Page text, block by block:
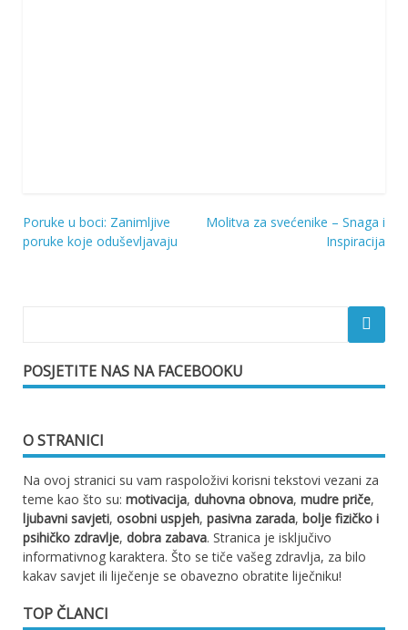
Navigacija
Poruke u boci: Zanimljive
poruke koje oduševljavaju
Molitva za svećenike – Snaga i
Inspiracija
POSJETITE NAS NA FACEBOOKU
O STRANICI
Na ovoj stranici su vam raspoloživi korisni tekstovi vezani za
teme kao što su: motivacija, duhovna obnova, mudre priče,
ljubavni savjeti, osobni uspjeh, pasivna zarada, bolje fizičko i
psihičko zdravlje, dobra zabava. Stranica je isključivo
informativnog karaktera. Što se tiče vašeg zdravlja, za bilo
kakav savjet ili liječenje se obavezno obratite liječniku!
TOP ČLANCI